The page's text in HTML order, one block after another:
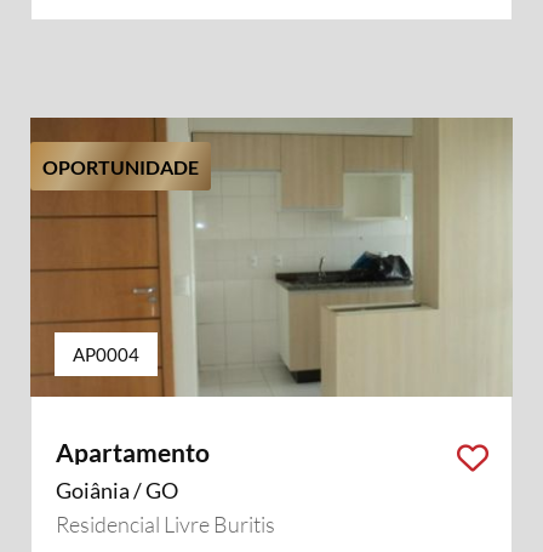
OPORTUNIDADE
AP0004
Apartamento
Goiânia / GO
Residencial Livre Buritis